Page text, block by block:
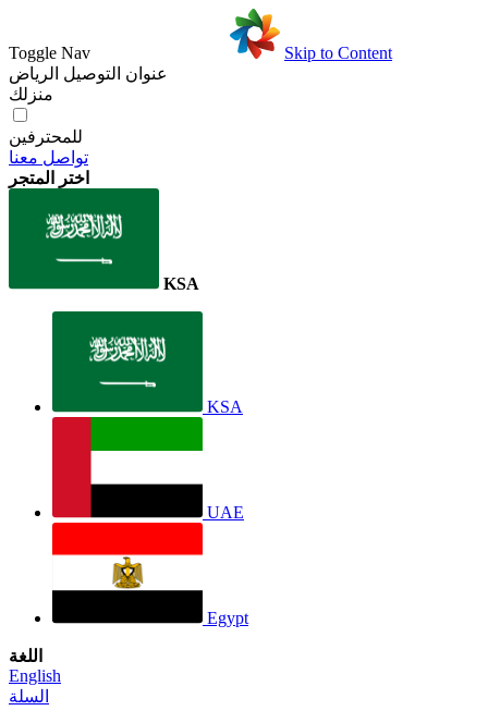
Toggle Nav
Skip to Content
عنوان التوصيل الرياض
منزلك
للمحترفين
تواصل معنا
اختر المتجر
KSA
KSA
UAE
Egypt
اللغة
English
السلة